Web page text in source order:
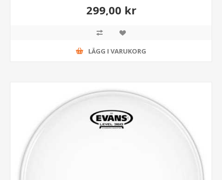
299,00 kr
LÄGG I VARUKORG